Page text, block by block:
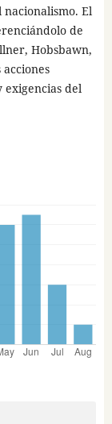
El
de
Hobsbawn,
exigencias del